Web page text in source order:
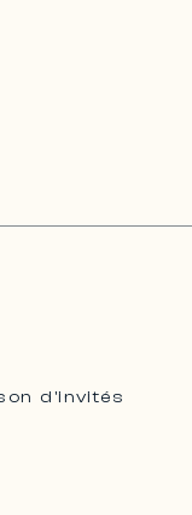
d'invités